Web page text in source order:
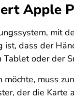
Apple
mit
ist, dass der
oder der
möchte, muss
der die Karte